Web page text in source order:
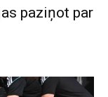
paziņot par